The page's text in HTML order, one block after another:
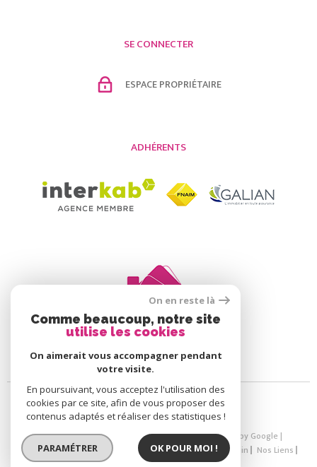
SE CONNECTER
ESPACE PROPRIÉTAIRE
ADHÉRENTS
© 2026 | Tous droits réservés | Traduction powered by Google |
Nos Honoraires
Plan Du Site Mentions Légales Admin
Nos Liens
On en reste là
Comme beaucoup, notre site
utilise les cookies
On aimerait vous accompagner pendant
votre visite.
En poursuivant, vous acceptez l'utilisation des
cookies par ce site, afin de vous proposer des
contenus adaptés et réaliser des statistiques !
PARAMÉTRER OK POUR MOI !